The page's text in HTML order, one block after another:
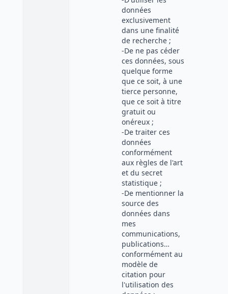
données
exclusivement
dans une finalité
de recherche ;
-De ne pas céder
ces données, sous
quelque forme
que ce soit, à une
tierce personne,
que ce soit à titre
gratuit ou
onéreux ;
-De traiter ces
données
conformément
aux règles de l'art
et du secret
statistique ;
-De mentionner la
source des
données dans
mes
communications,
publications…
conformément au
modèle de
citation pour
l'utilisation des